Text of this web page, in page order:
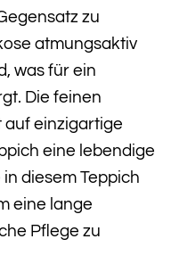
zu
atmungsaktiv
was für ein
Die feinen
auf einzigartige
eine lebendige
diesem Teppich
eine lange
Pflege zu